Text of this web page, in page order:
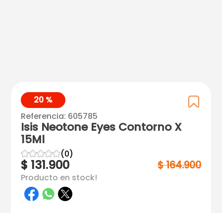
20 %
Referencia: 605785
Isis Neotone Eyes Contorno X
15Ml
☆☆☆☆☆(0)
$ 131.900 $164.900
Producto en stock!